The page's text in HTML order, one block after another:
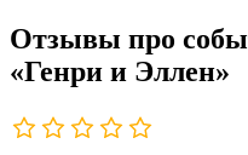
Отзывы про
«Генри и Эллен»